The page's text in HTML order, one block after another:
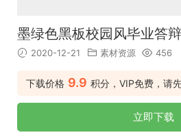
墨绿色黑板校园风毕业答
2020-12-21 素材资源 456
下载价格 9.9 积分，VIP免费，请
立即下载